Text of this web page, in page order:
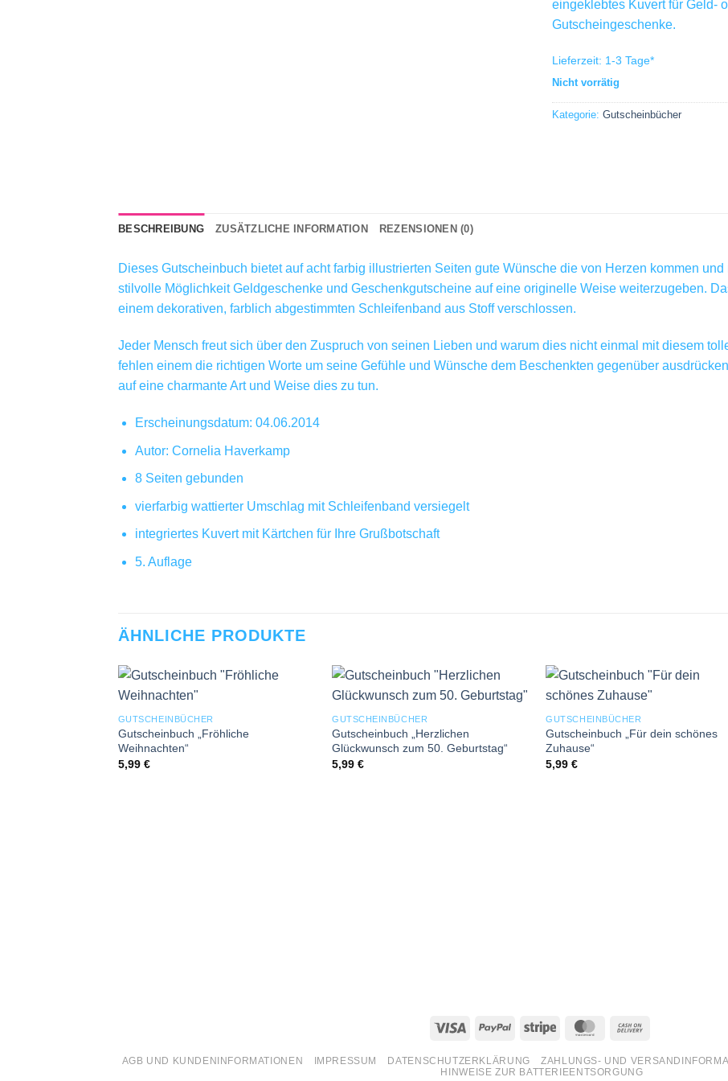
eingeklebtes Kuvert für Geld-
Gutscheingeschenke.
Lieferzeit: 1-3 Tage*
Nicht vorrätig
Kategorie: Gutscheinbücher
BESCHREIBUNG ZUSÄTZLICHE INFORMATION REZENSIONEN (0)
Dieses Gutscheinbuch bietet auf acht farbig illustrierten Seiten gute Wünsche die von Herzen kommen
stilvolle Möglichkeit Geldgeschenke und Geschenkgutscheine auf eine originelle Weise weiterzugeben.
einem dekorativen, farblich abgestimmten Schleifenband aus Stoff verschlossen.
Jeder Mensch freut sich über den Zuspruch von seinen Lieben und warum dies nicht einmal mit diesem
fehlen einem die richtigen Worte um seine Gefühle und Wünsche dem Beschenkten gegenüber
auf eine charmante Art und Weise dies zu tun.
Erscheinungsdatum: 04.06.2014
Autor: Cornelia Haverkamp
8 Seiten gebunden
vierfarbig wattierter Umschlag mit Schleifenband versiegelt
integriertes Kuvert mit Kärtchen für Ihre Grußbotschaft
5. Auflage
ÄHNLICHE PRODUKTE
GUTSCHEINBÜCHER
Gutscheinbuch „Fröhliche
Weihnachten“
5,99 €
GUTSCHEINBÜCHER
Gutscheinbuch „Herzlichen
Glückwunsch zum 50. Geburtstag“
5,99€
Add to
GUTSCHEINBÜCHER
Gutscheinbuch „Für dein schönes
Zuhause“
5,99€
Visa PayPal Stripe MasterCard
Delivery
AGB UND KUNDENINFORMATIONEN IMPRESSUM DATENSCHUTZERKLÄRUNG ZAHLUNGS- UND
HINWEISE ZUR BATTERIEENTSORGUNG